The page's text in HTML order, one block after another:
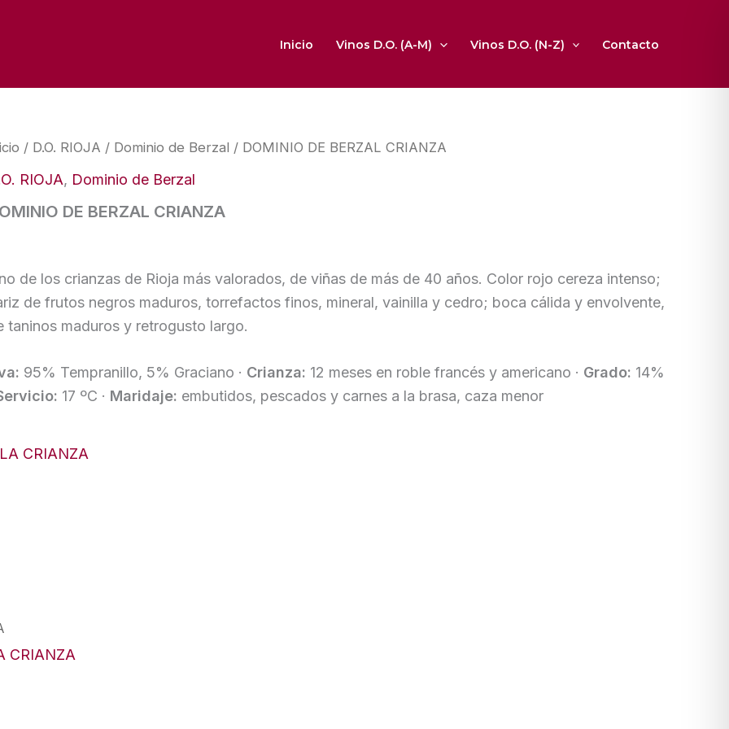
Inicio Vinos D.O. (A-M) Vinos D.O. (N-Z) Contacto
/ D.O. RIOJA / Dominio de Berzal / DOMINIO DE BERZAL CRIANZA
RIOJA, Dominio de Berzal
DE BERZAL CRIANZA
de los crianzas de Rioja más valorados, de viñas de más de 40 años. Color rojo cereza intenso;
de frutos negros maduros, torrefactos finos, mineral, vainilla y cedro; boca cálida y envolvente,
taninos maduros y retrogusto largo.
95% Tempranillo, 5% Graciano · Crianza: 12 meses en roble francés y americano · Grado: 14%
17 ºC · Maridaje: embutidos, pescados y carnes a la brasa, caza menor
CRIANZA